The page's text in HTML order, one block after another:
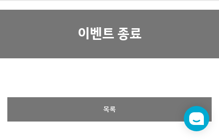
이벤트 종료
목록
챗
봇